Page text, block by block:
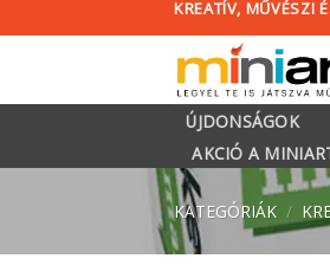
KREATÍV, MŰVÉSZI
ÚJDONSÁGOK
AKCIÓ A
KATEGÓRIÁK /